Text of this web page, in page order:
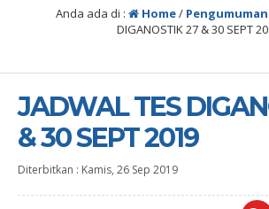
Anda ada di : Home/ Pengumuman
DIGANOSTIK 27 & 30 SEPT
JADWAL TES
& 30 SEPT 2019
Diterbitkan : Kamis, 26 Sep 2019